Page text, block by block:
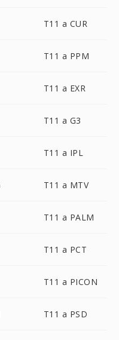
T11 a CUR
T11 a PPM
T11 a EXR
T11 a G3
T11 a IPL
T11 a MTV
T11 a PALM
T11 a PCT
T11 a PICON
T11 a PSD